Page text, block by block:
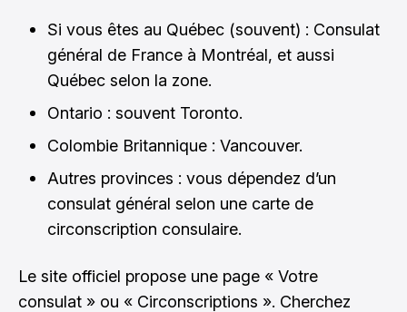
Si vous êtes au Québec (souvent) : Consulat
général de France à Montréal, et aussi
Québec selon la zone.
Ontario : souvent Toronto.
Colombie Britannique : Vancouver.
Autres provinces : vous dépendez d’un
consulat général selon une carte de
circonscription consulaire.
Le site officiel propose une page « Votre
consulat » ou « Circonscriptions ». Cherchez